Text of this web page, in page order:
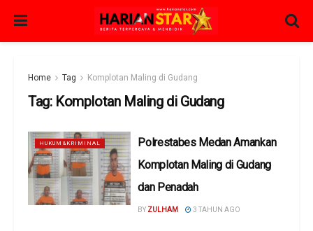
Home Tag Komplotan Maling di Gudang
Tag: Komplotan Maling di Gudang
HUKUM&KRIMINAL
Polrestabes Medan Amankan
Komplotan Maling di Gudang
dan Penadah
BY ZULHAM 3 TAHUN AGO